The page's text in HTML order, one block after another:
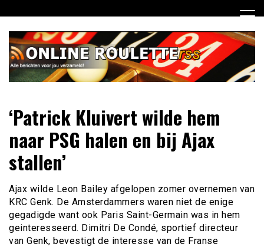
naar
inhoud
Online Roulette RSS
verzameld
‘Patrick Kluivert wilde hem
naar PSG halen en bij Ajax
stallen’
Ajax wilde Leon Bailey afgelopen zomer overnemen van
KRC Genk. De Amsterdammers waren niet de enige
gegadigde want ook Paris Saint-Germain was in hem
geinteresseerd. Dimitri De Condé, sportief directeur
van Genk, bevestigt de interesse van de Franse